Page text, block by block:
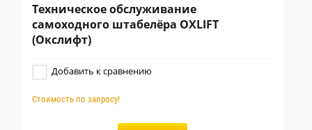
Техническое обслуживание
самоходного штабелёра OXLIFT
(Окслифт)
Добавить к сравнению
Стоимость по запросу!